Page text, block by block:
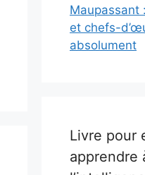
Maupassant
et chefs-
absolument
Livre pour
apprendre